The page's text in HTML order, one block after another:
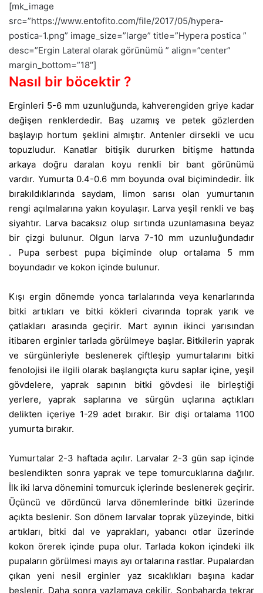
[mk_image
src=”https://www.entofito.com/file/2017/05/hypera-
postica-1.png” image_size=”large” title=”Hypera postica ”
desc=”Ergin Lateral olarak görünümü ” align=”center”
margin_bottom=”18″]
Nasıl bir böcektir ?
Erginleri 5-6 mm uzunluğunda, kahverengiden griye kadar
değişen renklerdedir. Baş uzamış ve petek gözlerden
başlayıp hortum şeklini almıştır. Antenler dirsekli ve ucu
topuzludur. Kanatlar bitişik dururken bitişme hattında
arkaya doğru daralan koyu renkli bir bant görünümü
vardır. Yumurta 0.4-0.6 mm boyunda oval biçimindedir. İlk
bırakıldıklarında saydam, limon sarısı olan yumurtanın
rengi açılmalarına yakın koyulaşır. Larva yeşil renkli ve baş
siyahtır. Larva bacaksız olup sırtında uzunlamasına beyaz
bir çizgi bulunur. Olgun larva 7-10 mm uzunluğundadır
. Pupa serbest pupa biçiminde olup ortalama 5 mm
boyundadır ve kokon içinde bulunur.
Kışı ergin dönemde yonca tarlalarında veya kenarlarında
bitki artıkları ve bitki kökleri civarında toprak yarık ve
çatlakları arasında geçirir. Mart ayının ikinci yarısından
itibaren erginler tarlada görülmeye başlar. Bitkilerin yaprak
ve sürgünleriyle beslenerek çiftleşip yumurtalarını bitki
fenolojisi ile ilgili olarak başlangıçta kuru saplar içine, yeşil
gövdelere, yaprak sapının bitki gövdesi ile birleştiği
yerlere, yaprak saplarına ve sürgün uçlarına açtıkları
delikten içeriye 1-29 adet bırakır. Bir dişi ortalama 1100
yumurta bırakır.
Yumurtalar 2-3 haftada açılır. Larvalar 2-3 gün sap içinde
beslendikten sonra yaprak ve tepe tomurcuklarına dağılır.
İlk iki larva dönemini tomurcuk içlerinde beslenerek geçirir.
Üçüncü ve dördüncü larva dönemlerinde bitki üzerinde
açıkta beslenir. Son dönem larvalar toprak yüzeyinde, bitki
artıkları, bitki dal ve yaprakları, yabancı otlar üzerinde
kokon örerek içinde pupa olur. Tarlada kokon içindeki ilk
pupaların görülmesi mayıs ayı ortalarına rastlar. Pupalardan
çıkan yeni nesil erginler yaz sıcaklıkları başına kadar
beslenir. Daha sonra yazlamaya çekilir. Sonbaharda tekrar